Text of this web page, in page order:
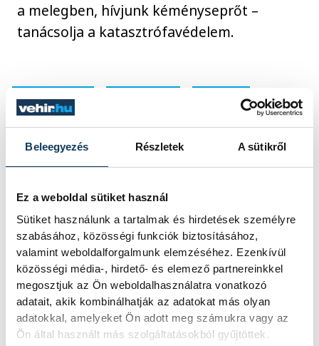
Beleegyezés Részletek A sütikről
Ez a weboldal sütiket használ
Sütiket használunk a tartalmak és hirdetések személyre
szabásához, közösségi funkciók biztosításához,
valamint weboldalforgalmunk elemzéséhez. Ezenkívül
közösségi média-, hirdető- és elemező partnereinkkel
megosztjuk az Ön weboldalhasználatra vonatkozó
adatait, akik kombinálhatják az adatokat más olyan
adatokkal, amelyeket Ön adott meg számukra vagy az
Ön által használt más szolgáltatásokból gyűjtöttek.
a melegben, hívjunk kéményseprőt –
tanácsolja a katasztrófavédelem.
közérdekű
nyár
SZERZŐ
vehir.hu